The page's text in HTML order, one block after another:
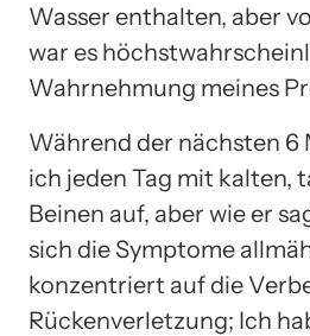
Wasser enthalten, aber
war es
Wahrnehmung meines
Während der nächsten 6
ich jeden Tag mit kalten,
Beinen auf, aber wie er
sich die Symptome
konzentriert auf die
Rückenverletzung; Ich